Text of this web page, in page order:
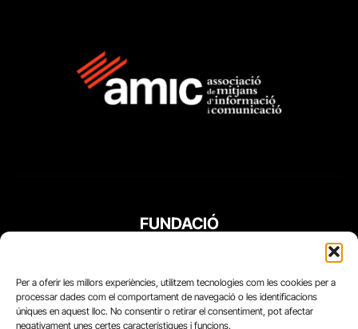
Per a oferir les millors experiències, utilitzem tecnologies com les cookies per a
processar dades com el comportament de navegació o les identificacions
úniques en aquest lloc. No consentir o retirar el consentiment, pot afectar
negativament unes certes característiques i funcions.
FUNDACIÓ